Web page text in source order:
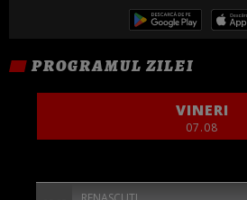
PROGRAMUL ZILEI
VINERI
07.08